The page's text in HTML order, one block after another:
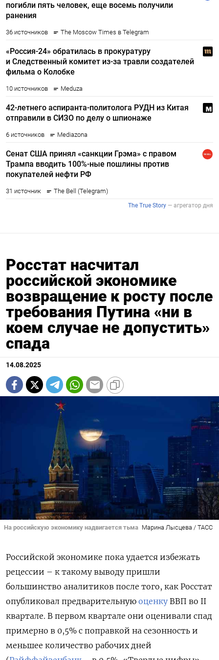
Росстат насчитал
российской экономике
возвращение к росту после
требования Путина «ни в
коем случае не допустить»
спада
14.08.2025
На российскую экономику надвигается тьма Марина Лысцева / ТАСС
Российской экономике пока удается избежать
рецессии – к такому выводу пришли
большинство аналитиков после того, как Росстат
опубликовал предварительную оценку ВВП во II
квартале. В первом квартале они оценивали спад
примерно в 0,5% с поправкой на сезонность и
меньшее количество рабочих дней